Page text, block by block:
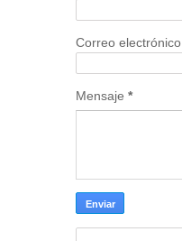
Correo electrónico
Mensaje *